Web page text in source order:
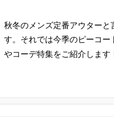
秋冬のメンズ定番アウターと
す。それでは今季のピーコ
やコーデ特集をご紹介します